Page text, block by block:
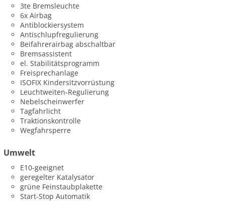
3te Bremsleuchte
6x Airbag
Antiblockiersystem
Antischlupfregulierung
Beifahrerairbag abschaltbar
Bremsassistent
el. Stabilitätsprogramm
Freisprechanlage
ISOFIX Kindersitzvorrüstung
Leuchtweiten-Regulierung
Nebelscheinwerfer
Tagfahrlicht
Traktionskontrolle
Wegfahrsperre
Umwelt
E10-geeignet
geregelter Katalysator
grüne Feinstaubplakette
Start-Stop Automatik